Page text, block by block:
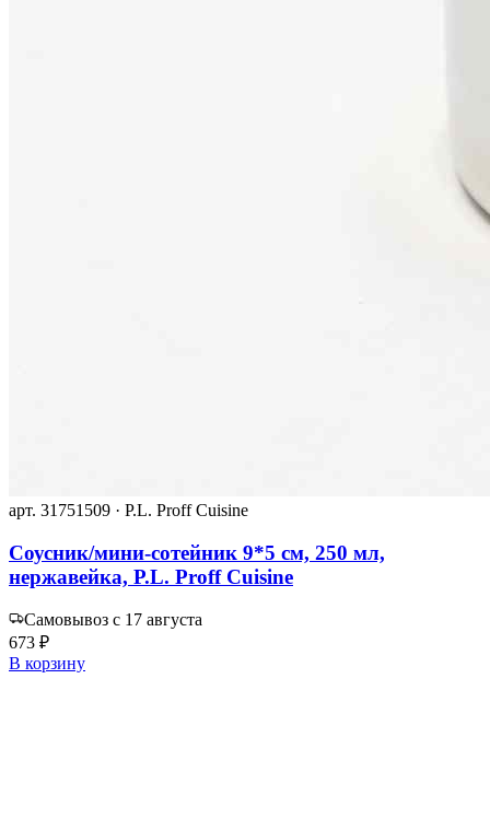
арт. 31751509 · P.L. Proff Cuisine
Соусник/мини-сотейник 9*5 см, 250 мл,
нержавейка, P.L. Proff Cuisine
Самовывоз с 17 августа
673 ₽
В корзину